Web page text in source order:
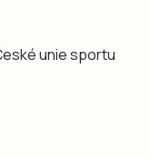
unie sportu